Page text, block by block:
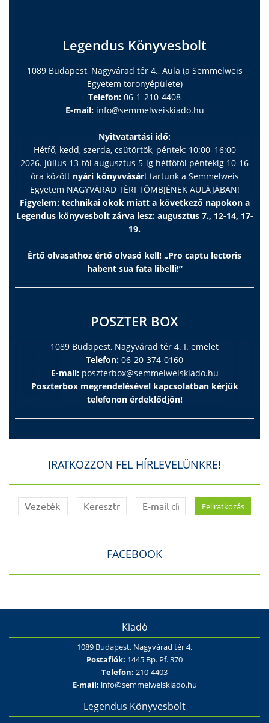
Legendus Könyvesbolt
1089 Budapest, Nagyvárad tér 4., Aula (a Semmelweis
Egyetem toronyépülete)
Telefon: 06-1-210-4408
E-mail: info@semmelweiskiado.hu
Nyitvatartási idő:
Hétfő, kedd, szerda, csütörtök, péntek: 10:00–16:00
2026. július 13-tól augusztus 5-ig hétfőtől péntekig 10-16
óra között nyári könyvvásárt tartunk a Semmelweis
Egyetem NAGYVÁRAD TÉRI TÖMBJÉNEK AULÁJÁBAN!
Figyelem: technikai okok miatt a következő napokon a
Legendus könyvesbolt zárva lesz: augusztus 7., 12-14, 17-
19.
Értő olvasathoz értő olvasó kell! „Pro captu lectoris
habent sua fata libelli!”
POSZTER BOX
1089 Budapest, Nagyvárad tér 4. I. emelet
Telefon: 06-20-374-0160
E-mail: poszterbox@semmelweiskiado.hu
Poszterbox megrendelésével kapcsolatban kérjük
telefonon érdeklődjön!
IRATKOZZON FEL HÍRLEVELÜNKRE!
FACEBOOK
Kiadó
1089 Budapest, Nagyvárad tér 4.
Postafiók: 1445 Bp. Pf. 370
Telefon: 210-4403
E-mail: info@semmelweiskiado.hu
Legendus Könyvesbolt